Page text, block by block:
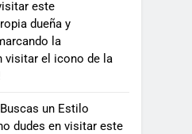
este
dueña y
la
visitar el icono de la
un Estilo
dudes en visitar este